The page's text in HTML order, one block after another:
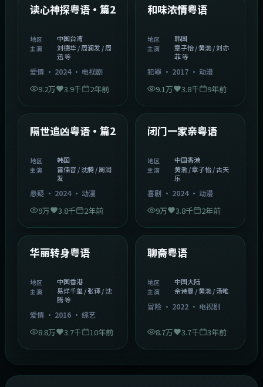
精选
读心神探粤语·篇2
地区 中国台湾
主演
刘德华 / 周润发 / 周
迅 等
爱情· 2024· 电视剧
9.2万 3.9千 2年前
精选
和味浓情粤语
地区 韩国
主演
章子怡 / 黄渤 / 刘亦
菲 等
犯罪· 2017· 动漫
9.1万 3.8千 9年前
精选
隔世追凶粤语·篇2
地区 韩国
主演
雷佳音 / 沈腾 / 周润
发
悬疑· 2024· 动漫
9万 3.8千 2年前
精选
闭门一家亲粤语
地区 中国香港
主演
黄渤 / 章子怡 / 古天
乐
喜剧· 2024· 动漫
9万 3.8千 2年前
精选
华丽转身粤语
地区 中国香港
主演
易烊千玺 / 张译 / 沈
腾 等
爱情· 2016· 综艺
8.8万 3.7千 10年前
精选
聊斋粤语
地区 中国大陆
主演 佘诗曼 / 黄渤 / 汤唯
冒险· 2022· 电视剧
8.7万 3.7千 3年前